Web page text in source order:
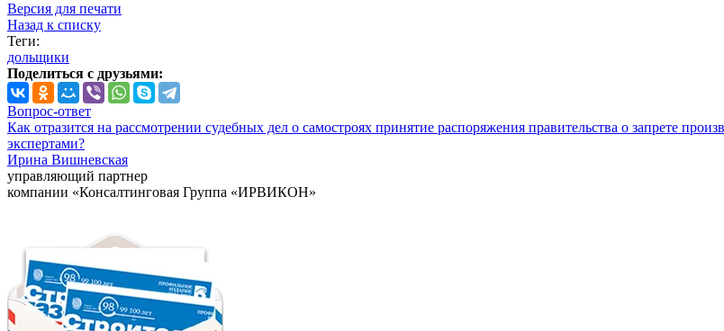
Версия для печати
Назад к списку
Теги:
дольщики
Поделиться с друзьями:
Вопрос-ответ
Как отразится на рассмотрении судебных дел о самостроях принятие распоряжения правительства о запрете
экспертами?
Ирина Вишневская
управляющий партнер
компании «Консалтинговая Группа «ИРВИКОН»